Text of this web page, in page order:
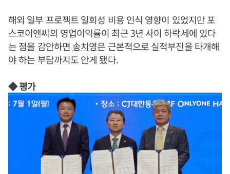
해외 일부 프로젝트 일회성 비용 인식 영향이 있었지만 포
스코이앤씨의 영업이익률이 최근 3년 사이 하락세에 있다
는 점을 감안하면 송치영은 근본적으로 실적부진을 타개해
야 하는 부담까지도 안게 됐다.
◆ 평가